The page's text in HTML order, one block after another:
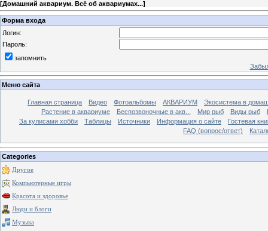
[Домашний аквариум. Всё об аквариумах...]
Форма входа
Логин:
Пароль:
запомнить
Меню сайта
Главная страница Видео Фотоальбомы АКВАРИУМ
Экосистема в
Растение в аквариуме
Беспозвоночные в акв... Мир рыб Виды рыб
За кулисами хобби
Таблицы Источники Информация о сайте
Гостевая
FAQ (вопрос/ответ)
Categories
Другое
Компьютерные игры
Красота и здоровье
Люди и блоги
Музыка